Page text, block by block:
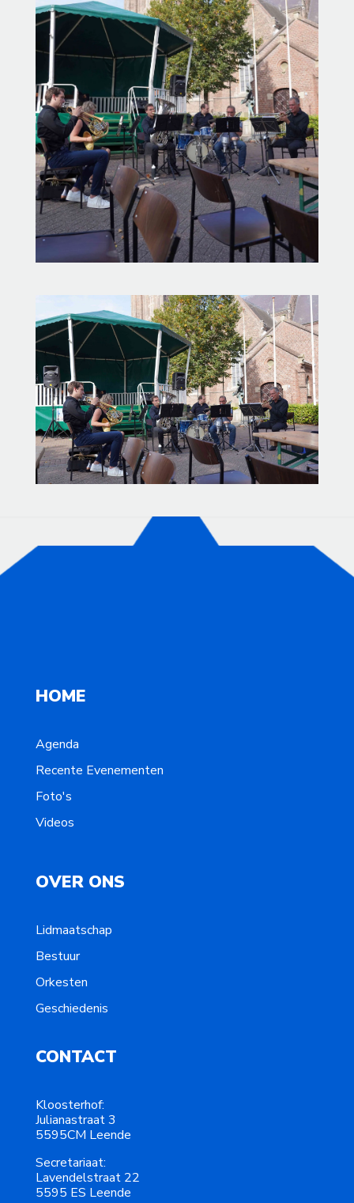
HOME
Agenda
Recente Evenementen
Foto's
Videos
OVER ONS
Lidmaatschap
Bestuur
Orkesten
Geschiedenis
CONTACT
Kloosterhof:
Julianastraat 3
5595CM Leende
Secretariaat:
Lavendelstraat 22
5595 ES Leende